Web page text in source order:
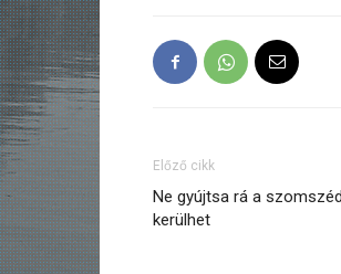
Előző cikk
Ne gyújtsa rá a
kerülhet